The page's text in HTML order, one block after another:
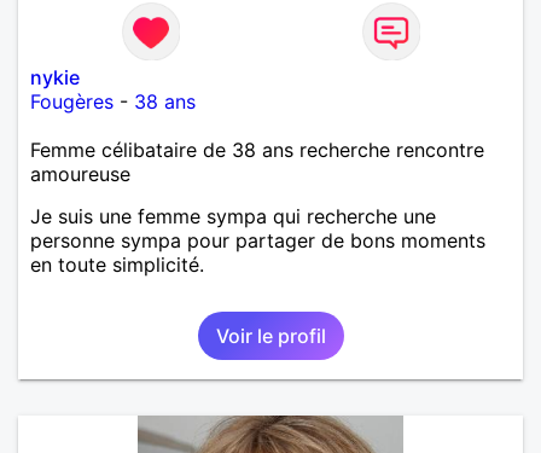
nykie
Fougères - 38 ans
Femme célibataire de 38 ans recherche rencontre
amoureuse
Je suis une femme sympa qui recherche une
personne sympa pour partager de bons moments
en toute simplicité.
Voir le profil